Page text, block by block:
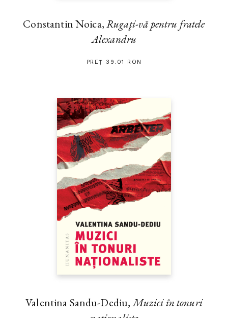
Constantin Noica,Rugaţi-vă pentru fratele
Alexandru
PREȚ 39.01 RON
Valentina Sandu-Dediu,Muzici în tonuri